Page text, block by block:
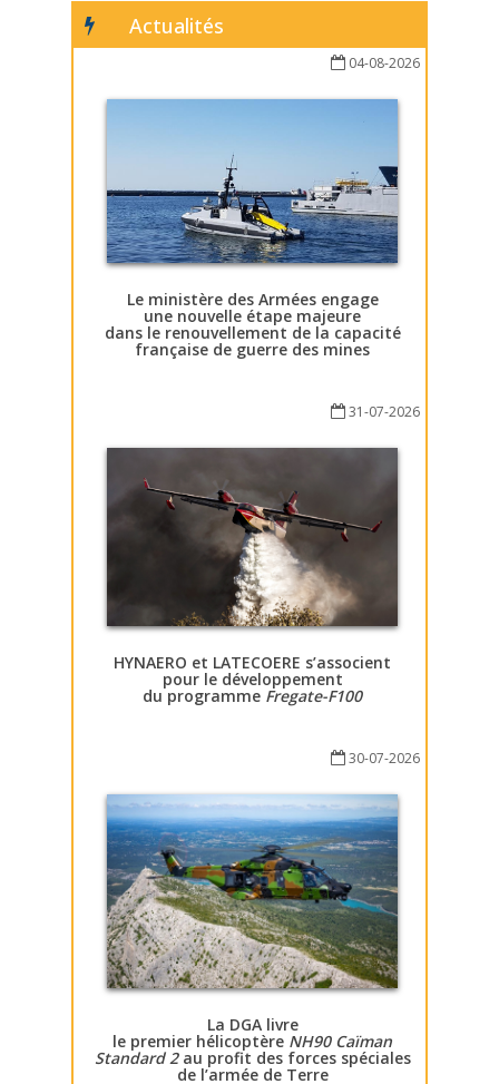
Actualités
04-08-2026
Le ministère des Armées engage
une nouvelle étape majeure
dans le renouvellement de la capacité
française de guerre des mines
31-07-2026
HYNAERO et LATECOERE s’associent
pour le développement
du programme Fregate-F100
30-07-2026
La DGA livre
le premier hélicoptère NH90 Caïman
Standard 2au profit des forces spéciales
de l’armée de Terre